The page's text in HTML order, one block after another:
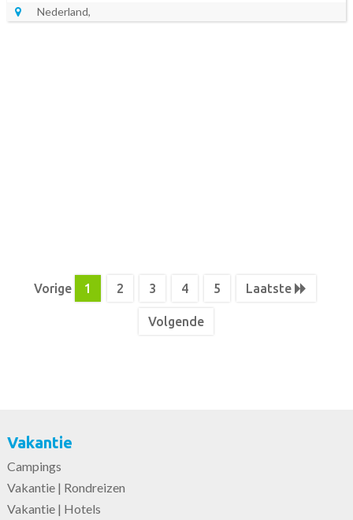
Nederland,
Vorige 1 2 3 4 5 Laatste
Volgende
Vakantie
Campings
Vakantie | Rondreizen
Vakantie | Hotels